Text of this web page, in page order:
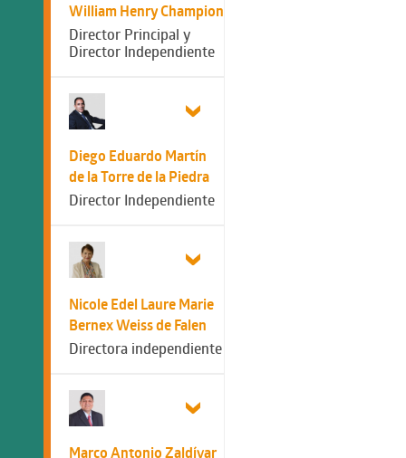
William Henry Champion
Director Principal y
Director Independiente
Diego Eduardo Martín
de la Torre de la Piedra
Director Independiente
Nicole Edel Laure Marie
Bernex Weiss de Falen
Directora independiente
Marco Antonio Zaldívar